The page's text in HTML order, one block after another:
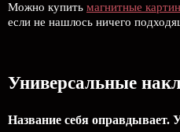
Можно купить магнитные
если не нашлось ничего
Универсальные
Название себя оправдывает.